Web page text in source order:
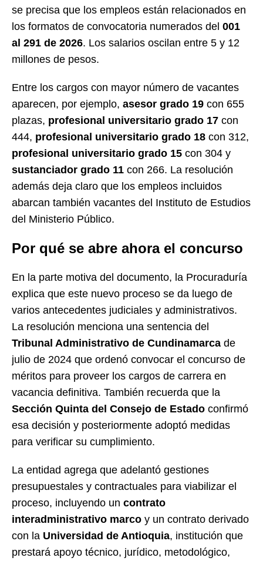
se precisa que los empleos están relacionados en
los formatos de convocatoria numerados del 001
al 291 de 2026. Los salarios oscilan entre 5 y 12
millones de pesos.
Entre los cargos con mayor número de vacantes
aparecen, por ejemplo, asesor grado 19 con 655
plazas, profesional universitario grado 17 con
444, profesional universitario grado 18 con 312,
profesional universitario grado 15 con 304 y
sustanciador grado 11 con 266. La resolución
además deja claro que los empleos incluidos
abarcan también vacantes del Instituto de Estudios
del Ministerio Público.
Por qué se abre ahora el concurso
En la parte motiva del documento, la Procuraduría
explica que este nuevo proceso se da luego de
varios antecedentes judiciales y administrativos.
La resolución menciona una sentencia del
Tribunal Administrativo de Cundinamarca de
julio de 2024 que ordenó convocar el concurso de
méritos para proveer los cargos de carrera en
vacancia definitiva. También recuerda que la
Sección Quinta del Consejo de Estado confirmó
esa decisión y posteriormente adoptó medidas
para verificar su cumplimiento.
La entidad agrega que adelantó gestiones
presupuestales y contractuales para viabilizar el
proceso, incluyendo un contrato
interadministrativo marco y un contrato derivado
con la Universidad de Antioquia, institución que
prestará apoyo técnico, jurídico, metodológico,